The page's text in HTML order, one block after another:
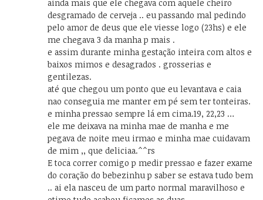
ainda mais que ele chegava com aquele cheiro
desgramado de cerveja .. eu passando mal pedindo
pelo amor de deus que ele viesse logo (23hs) e ele
me chegava 3 da manha p mais .
e assim durante minha gestação inteira com altos e
baixos mimos e desagrados . grosserias e
gentilezas.
até que chegou um ponto que eu levantava e caia
nao conseguia me manter em pé sem ter tonteiras.
e minha pressao sempre lá em cima.19, 22,23 …
ele me deixava na minha mae de manha e me
pegava de noite meu irmao e minha mae cuidavam
de mim ,, que deliciaa.^^rs
E toca correr comigo p medir pressao e fazer exame
do coração do bebezinhu p saber se estava tudo bem
.. ai ela nasceu de um parto normal maravilhoso e